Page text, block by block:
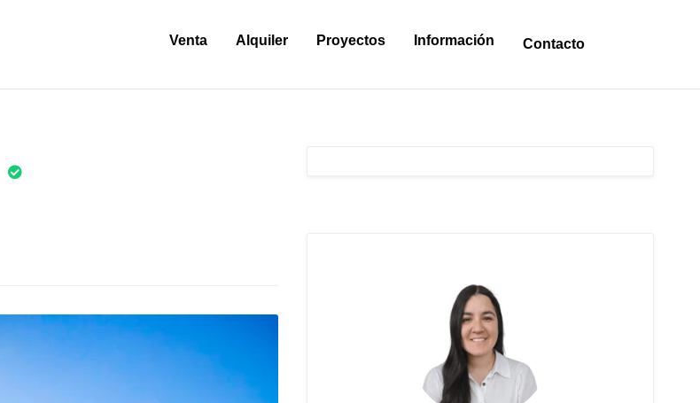
Venta Alquiler Proyectos Información Contacto